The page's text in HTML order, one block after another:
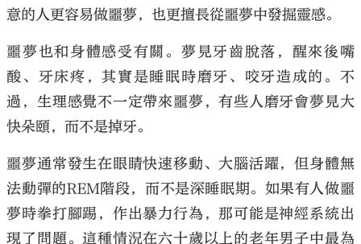
意的人更容易做噩夢，也更擅長從噩夢中發掘靈感。
噩夢也和身體感受有關。夢見牙齒脫落，醒來後嘴
酸、牙床疼，其實是睡眠時磨牙、咬牙造成的。不
過，生理感覺不一定帶來噩夢，有些人磨牙會夢見大
快朵頤，而不是掉牙。
噩夢通常發生在眼睛快速移動、大腦活躍，但身體無
法動彈的REM階段，而不是深睡眠期。如果有人做噩
夢時拳打腳踢，作出暴力行為，那可能是神經系統出
現了問題。這種情況在六十歲以上的老年男子中最為